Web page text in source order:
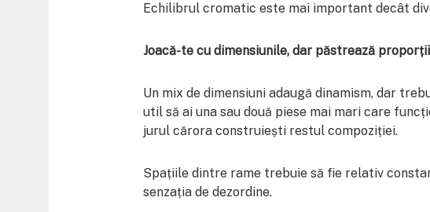
Echilibrul cromatic este mai important decât
Joacă-te cu dimensiunile, dar păstrează
Un mix de dimensiuni adaugă dinamism, dar
util să ai una sau două piese mai mari care
jurul cărora construiești restul compoziției.
Spațiile dintre rame trebuie să fie relativ
senzația de dezordine.